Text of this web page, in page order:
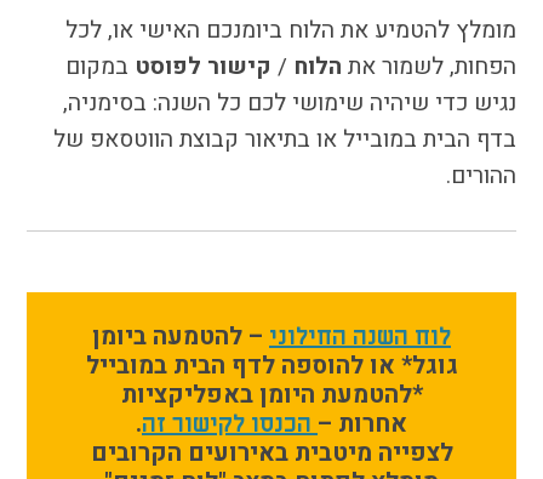
מומלץ להטמיע את הלוח ביומנכם האישי או, לכל
הפחות, לשמור את הלוח / קישור לפוסט במקום
נגיש כדי שיהיה שימושי לכם כל השנה: בסימניה,
בדף הבית במובייל או בתיאור קבוצת הווטסאפ של
ההורים.
לוח השנה החילוני – להטמעה ביומן
גוגל* או להוספה לדף הבית במובייל
*להטמעת היומן באפליקציות
אחרות – הכנסו לקישור זה.
לצפייה מיטבית באירועים הקרובים